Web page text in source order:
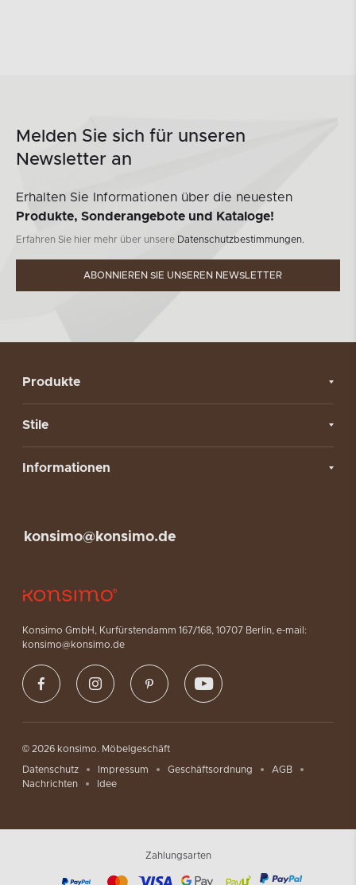
Melden Sie sich für unseren
Newsletter an
Erhalten Sie Informationen über die neuesten
Produkte, Sonderangebote und Kataloge!
Erfahren Sie hier mehr über unsere Datenschutzbestimmungen.
ABONNIEREN SIE UNSEREN NEWSLETTER
Produkte
Stile
Informationen
Konsimo GmbH, Kurfürstendamm 167/168, 10707 Berlin, e-mail:
konsimo@konsimo.de
konsimo@konsimo.de
© 2026 konsimo. Möbelgeschäft
Datenschutz Impressum Geschäftsordnung
AGB
Nachrichten
Idee
Zahlungsarten